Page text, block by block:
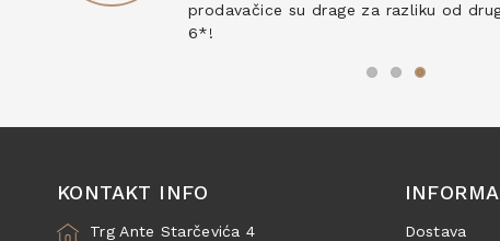
prodavačice su drage za razliku od
6*!
KONTAKT INFO
Trg Ante Starčevića 4 Dostava